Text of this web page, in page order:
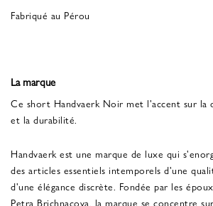
Fabriqué au Pérou
La marque
Ce short Handvaerk Noir met l'accent sur la
et la durabilité.
Handvaerk est une marque de luxe qui
des articles essentiels intemporels d'une
d'une élégance discrète. Fondée par les
Petra Brichnacova, la marque se concentre